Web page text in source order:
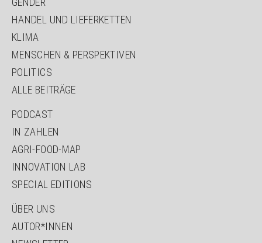
HANDEL UND LIEFERKETTEN
KLIMA
MENSCHEN & PERSPEKTIVEN
POLITICS
ALLE BEITRÄGE
NAVIGATION
ÜBERSPRINGEN
PODCAST
IN ZAHLEN
AGRI-FOOD-MAP
INNOVATION LAB
SPECIAL EDITIONS
NAVIGATION
ÜBERSPRINGEN
ÜBER UNS
AUTOR*INNEN